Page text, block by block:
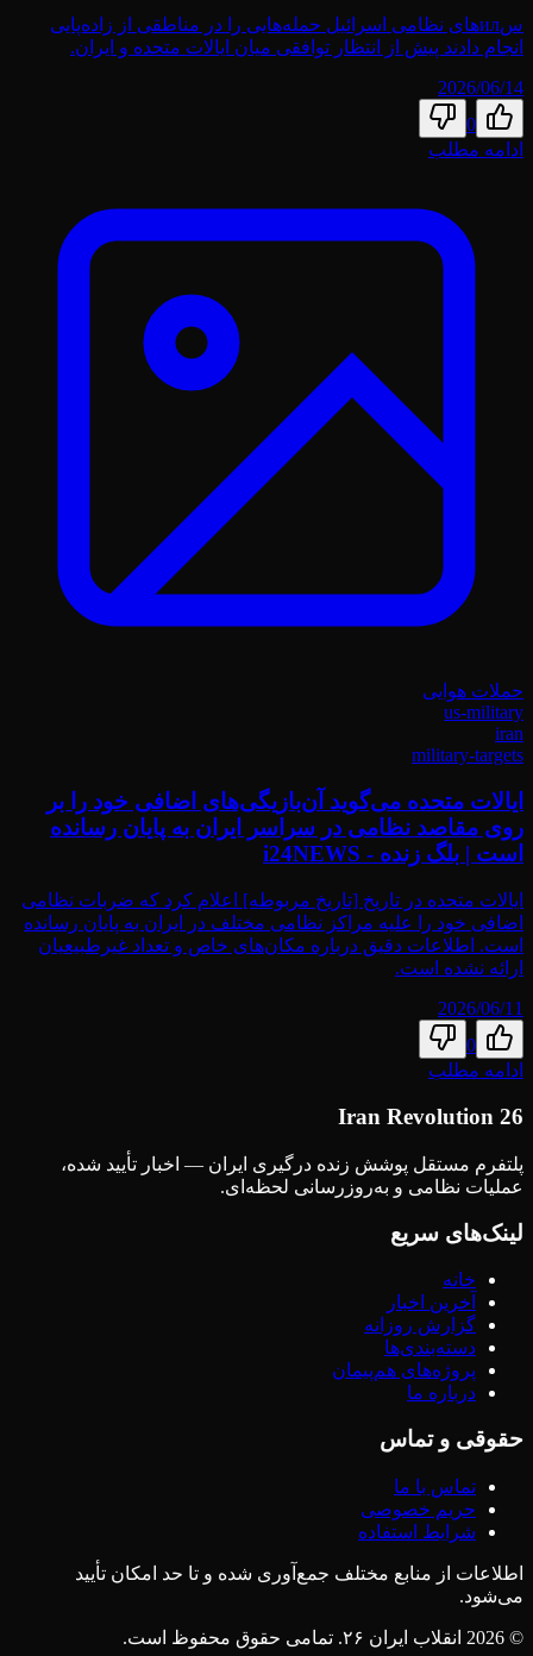
سил‌های نظامی اسرائیل حمله‌هایی را در مناطقی از زاده‌پایی
انجام دادند پیش از انتظار توافقی میان ایالات متحده و ایران.
2026/06/14
0
ادامه مطلب
حملات هوایی
us-military
iran
military-targets
ایالات متحده می‌گوید آن‌بازیگی‌های اضافی خود را بر
روی مقاصد نظامی در سراسر ایران به پایان رسانده
است | بلگ زنده - i24NEWS
ایالات متحده در تاریخ [تاریخ مربوطه] اعلام کرد که ضربات نظامی
اضافی خود را علیه مراکز نظامی مختلف در ایران به پایان رسانده
است. اطلاعات دقیق درباره مکان‌های خاص و تعداد غیرطبیعیان
ارائه نشده است.
2026/06/11
0
ادامه مطلب
Iran Revolution 26
پلتفرم مستقل پوشش زنده درگیری ایران — اخبار تأیید شده،
عملیات نظامی و به‌روزرسانی لحظه‌ای.
لینک‌های سریع
خانه
آخرین اخبار
گزارش روزانه
دسته‌بندی‌ها
پروژه‌های هم‌پیمان
درباره ما
حقوقی و تماس
تماس با ما
حریم خصوصی
شرایط استفاده
اطلاعات از منابع مختلف جمع‌آوری شده و تا حد امکان تأیید
می‌شود.
© 2026 انقلاب ایران ۲۶. تمامی حقوق محفوظ است.